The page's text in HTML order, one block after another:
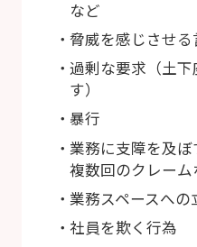
など
脅威を感じさせる
過剰な要求（土
す）
暴行
業務に支障を及ぼ
複数回のクレーム
業務スペースへの
社員を欺く行為